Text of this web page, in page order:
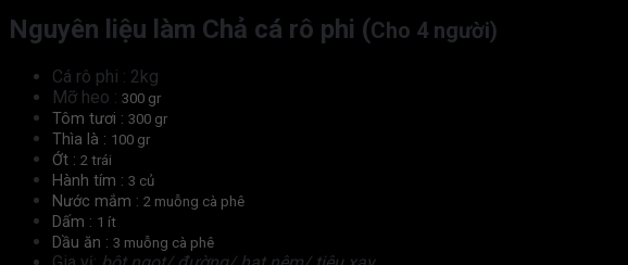
Nguyên liệu làm Chả cá rô phi (Cho 4 người)
Cá rô phi : 2kg
Mỡ heo : 300 gr
Tôm tươi : 300 gr
Thìa là : 100 gr
Ớt : 2 trái
Hành tím : 3 củ
Nước mắm : 2 muỗng cà phê
Dấm : 1 ít
Dầu ăn : 3 muỗng cà phê